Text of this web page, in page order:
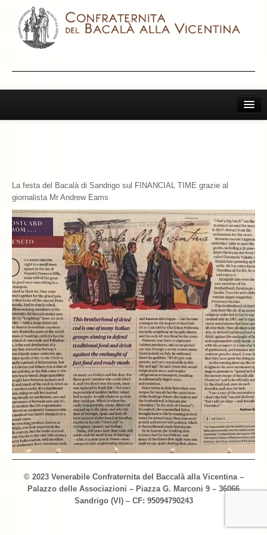
I Vini Consigliati
Storia e Leggenda
La Confraternita
Archivio 2019
Archivio 2018
Archivio 2017
Archivio 2010-2016
Archivio Confraternita del Bacalà
Bacalà Club
Sulla Rotta del Bacalà – Via Querinissima
La Ricetta
I Ristoranti
Contatti
La festa del Bacalà di Sandrigo sul FINANCIAL TIME grazie al
giornalista Mr Andrew Eams
© 2023 Venerabile Confraternita del Baccalà alla Vicentina –
Palazzo delle Associazioni – Piazza G. Marconi 9 – 36066
Sandrigo (VI) – CF: 95094790243